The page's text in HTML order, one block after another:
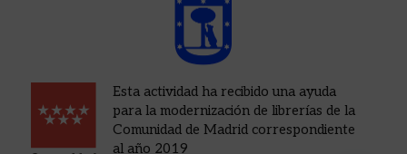
Esta actividad ha recibido una ayuda
para la modernización de librerías de la
Comunidad de Madrid correspondiente
al año 2019